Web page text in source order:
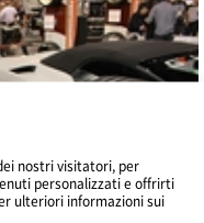
Vicino
nostri visitatori, per
personalizzati e offrirti
ulteriori informazioni sui